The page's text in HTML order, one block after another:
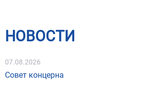
НОВОСТИ
07.08.2026
Совет концерна